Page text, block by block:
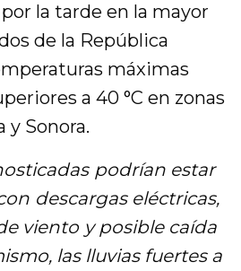
la tarde en la mayor
de la República
máximas
a 40 °C en zonas
y Sonora.
podrían estar
descargas eléctricas,
viento y posible caída
las lluvias fuertes a